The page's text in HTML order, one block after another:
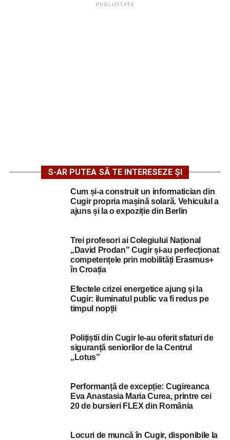
PUBLICITATE
S-AR PUTEA SĂ TE INTERESEZE ȘI
Cum și-a construit un informatician din
Cugir propria mașină solară. Vehiculul a
ajuns și la o expoziție din Berlin
Trei profesori ai Colegiului Național
„David Prodan” Cugir și-au perfecționat
competențele prin mobilități Erasmus+
în Croația
Efectele crizei energetice ajung și la
Cugir: iluminatul public va fi redus pe
timpul nopții
Polițiștii din Cugir le-au oferit sfaturi de
siguranță seniorilor de la Centrul
„Lotus”
Performanță de excepție: Cugireanca
Eva Anastasia Maria Curea, printre cei
20 de bursieri FLEX din România
Locuri de muncă în Cugir, disponibile la